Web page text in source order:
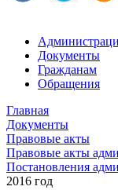
Документы
Гражданам
Обращения
Главная
Документы
Правовые акты
Правовые акты
Постановления
2016 год